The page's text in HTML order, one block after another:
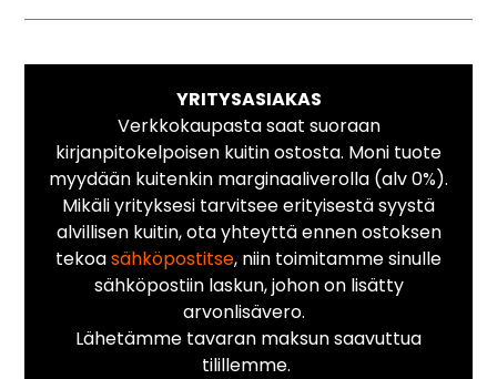
YRITYSASIAKAS
Verkkokaupasta saat suoraan
kirjanpitokelpoisen kuitin ostosta. Moni tuote
myydään kuitenkin marginaaliverolla (alv 0%).
Mikäli yrityksesi tarvitsee erityisestä syystä
alvillisen kuitin, ota yhteyttä ennen ostoksen
tekoasähköpostitse, niin toimitamme sinulle
sähköpostiin laskun, johon on lisätty
arvonlisävero.
Lähetämme tavaran maksun saavuttua
tilillemme.